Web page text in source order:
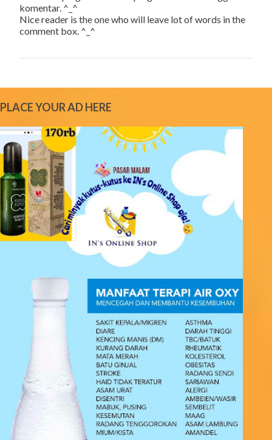
o
s
t
C
e
n
t
komentar. ^_^
Nice reader is the one who will leave lot of words in the
comment box. ^_^
PLACE YOUR AD HERE